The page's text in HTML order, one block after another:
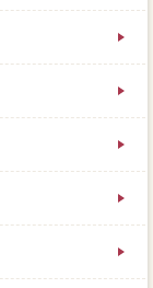
が2000万円
「おねだん」
売却に際し
居するの
、やはり掃